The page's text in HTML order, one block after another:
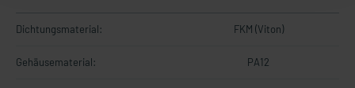
Dichtungsmaterial: FKM (Viton)
Gehäusematerial: PA12